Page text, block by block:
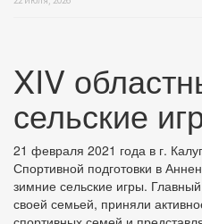
XIV
сельские
21 февраля 2021 года в г.
Спортивной подготовки в
зимние сельские игры.
своей семьей, приняли